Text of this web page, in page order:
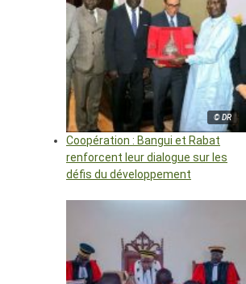
© DR
Coopération : Bangui et Rabat
renforcent leur dialogue sur les
défis du développement